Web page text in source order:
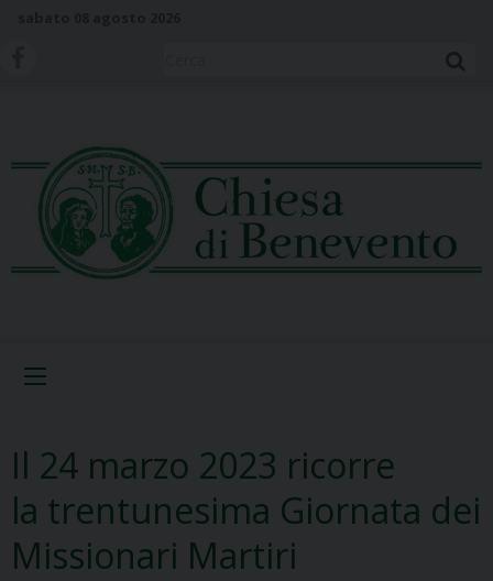
Il 24 marzo 2023 ricorre
la trentunesima Giornata dei
Missionari Martiri